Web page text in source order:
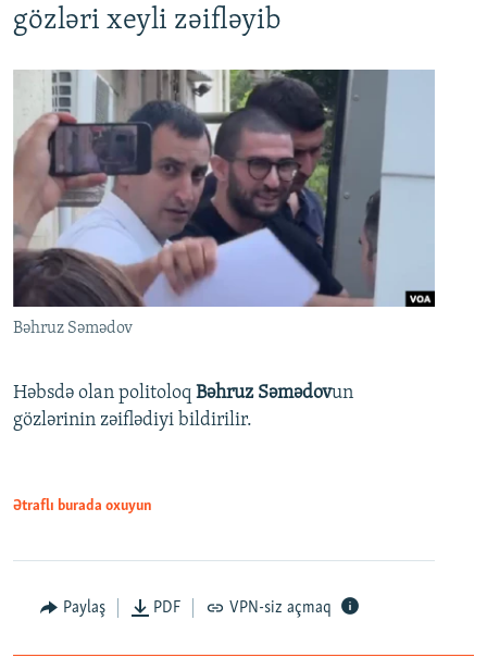
gözləri xeyli zəifləyib
Bəhruz Səmədov
Həbsdə olan politoloq Bəhruz Səmədovun
gözlərinin zəiflədiyi bildirilir.
Ətraflı burada oxuyun
Paylaş PDF VPN-siz açmaq